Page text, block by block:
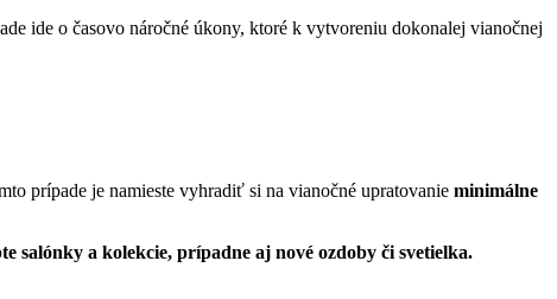
ide o časovo náročné úkony, ktoré k vytvoreniu dokonalej vianočnej
prípade je namieste vyhradiť si na vianočné upratovanie minimálne
salónky a kolekcie, prípadne aj nové ozdoby či svetielka.